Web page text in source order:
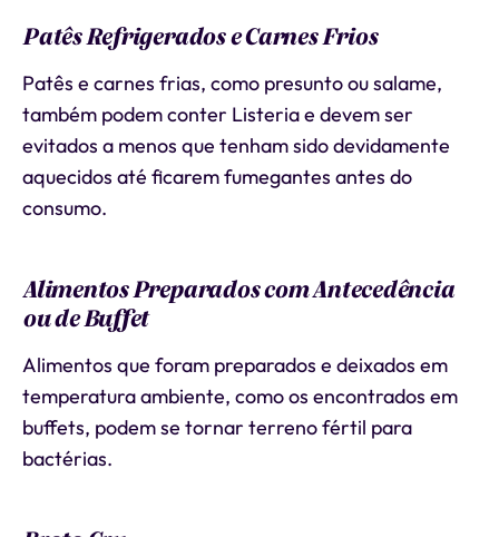
Patês Refrigerados e Carnes Frios
Patês e carnes frias, como presunto ou salame,
também podem conter Listeria e devem ser
evitados a menos que tenham sido devidamente
aquecidos até ficarem fumegantes antes do
consumo.
Alimentos Preparados com Antecedência
ou de Buffet
Alimentos que foram preparados e deixados em
temperatura ambiente, como os encontrados em
buffets, podem se tornar terreno fértil para
bactérias.